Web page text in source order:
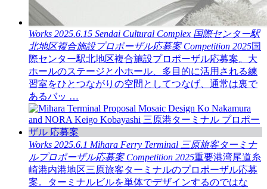
Works 2025.6.15 Sendai Cultural Complex 国際センター駅
北地区複合施設プロポーザル応募案 Competition 2025国
際センター駅北地区複合施設プロポーザル応募案。大
ホールのステージと小ホール、多目的に活用される練
習室をひとつながりの空間としてつなげ、通常は裏で
あるバッ …
Works 2025.6.1 Mihara Ferry Terminal 三原旅客ターミナ
ルプロポーザル応募案 Competition 2025重要港湾尾道糸
崎港内港地区三原旅客ターミナルのプロポーザル応募
案。ターミナルビルを単体でデザインするのではな